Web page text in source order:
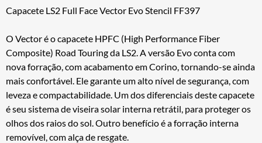
Capacete LS2 Full Face Vector Evo Stencil FF397
O Vector é o capacete HPFC (High Performance Fiber
Composite) Road Touring da LS2. A versão Evo conta com
nova forração, com acabamento em Corino, tornando-se ainda
mais confortável. Ele garante um alto nível de segurança, com
leveza e compactabilidade. Um dos diferenciais deste capacete
é seu sistema de viseira solar interna retrátil, para proteger os
olhos dos raios do sol. Outro benefício é a forração interna
removível, com alça de resgate.